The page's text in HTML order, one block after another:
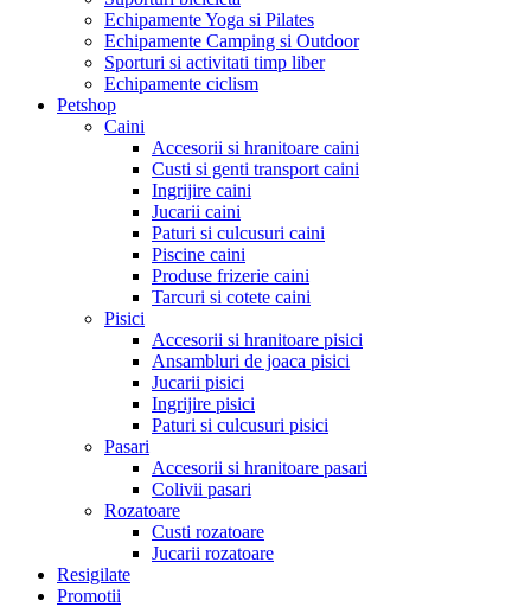
Echipamente Yoga si Pilates
Echipamente Camping si Outdoor
Sporturi si activitati timp liber
Echipamente ciclism
Petshop
Caini
Accesorii si hranitoare caini
Custi si genti transport caini
Ingrijire caini
Jucarii caini
Paturi si culcusuri caini
Piscine caini
Produse frizerie caini
Tarcuri si cotete caini
Pisici
Accesorii si hranitoare pisici
Ansambluri de joaca pisici
Jucarii pisici
Ingrijire pisici
Paturi si culcusuri pisici
Pasari
Accesorii si hranitoare pasari
Colivii pasari
Rozatoare
Custi rozatoare
Jucarii rozatoare
Resigilate
Promotii